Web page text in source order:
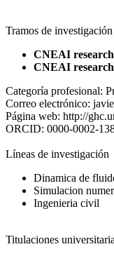
Tramos de investigación
CNEAI
CNEAI
Categoría profesional:
Correo electrónico:
Página web: http://
ORCID: 0000-0002-
Líneas de investigación
Dinamica de
Simulacion
Ingenieria civil
Titulaciones